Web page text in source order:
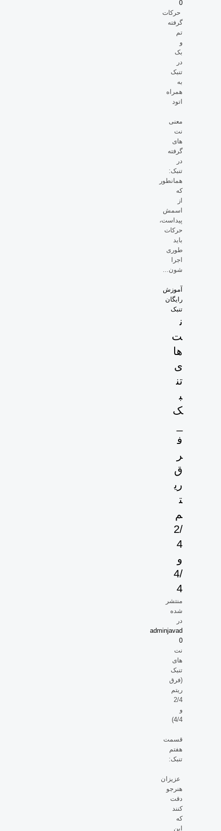
0
حرکات
گرفته
تم
و
بک
در
تنبک
به
همراه
اتود
معنی
نت
های
گرفته
در
تنبک:
همانطور
که
از
اسمش
پیداست،
حرکات
باید
طوری
اجرا
شون...
آموزش
رایگان
تنبک
ن
ت
ها
ی
تن
ب
ک
ف
ر
ق
ری
ت
م
2/
4
و
4/
4
منتشر
شده
در
adminjavad
0
نت
های
تنبک
(فرق
ریتم
2/4
و
4/4)
قسمت
هفتم
تنبک:
عزیزان
هنرجو
دقت
کنند
که
این